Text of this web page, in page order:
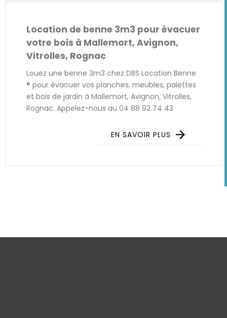
Location de benne 3m3 pour évacuer
votre bois à Mallemort, Avignon,
Vitrolles, Rognac
Louez une benne 3m3 chez DBS Location Benne
® pour évacuer vos planches, meubles, palettes
et bois de jardin à Mallemort, Avignon, Vitrolles,
Rognac. Appelez-nous au 04 88 92 74 43
EN SAVOIR PLUS